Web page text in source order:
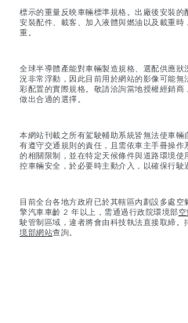
標示的重量反映車輛標準規格。出廠後安裝
安裝配件、載客、加入液體與燃油以及載重
重。
全球半導體產能對車輛製造規格、選配供應
況非常浮動，因此目前用於網站的影像可能
彩配置的實際規格。敬請洽詢當地授權經銷
做出合適的選擇。
本網站刊載之所有駕駛輔助系統皆無法使車
有遵守交通規則的責任，且需依車主手冊操
的相關限制，並在特定天候條件與道路環境
控車輛安全，於必要時主動介入，以確保行駛
目前全台各地方政府已於其轄區內劃設多處
擎汽車車齡 2 年以上，需通過行政院環境部
駛管制區域，違者將會由科技執法直接取締
境部網站查詢。